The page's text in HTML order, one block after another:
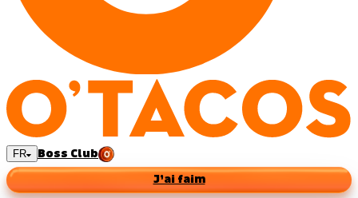
FR
Boss Club
J’ai faim